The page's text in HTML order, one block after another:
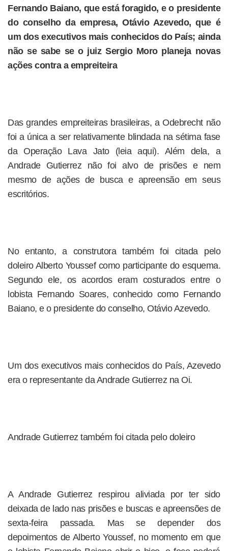
Fernando Baiano, que está foragido, e o presidente
do conselho da empresa, Otávio Azevedo, que é
um dos executivos mais conhecidos do País; ainda
não se sabe se o juiz Sergio Moro planeja novas
ações contra a empreiteira
Das grandes empreiteiras brasileiras, a Odebrecht não
foi a única a ser relativamente blindada na sétima fase
da Operação Lava Jato (leia aqui). Além dela, a
Andrade Gutierrez não foi alvo de prisões e nem
mesmo de ações de busca e apreensão em seus
escritórios.
No entanto, a construtora também foi citada pelo
doleiro Alberto Youssef como participante do esquema.
Segundo ele, os acordos eram costurados entre o
lobista Fernando Soares, conhecido como Fernando
Baiano, e o presidente do conselho, Otávio Azevedo.
Um dos executivos mais conhecidos do País, Azevedo
era o representante da Andrade Gutierrez na Oi.
Andrade Gutierrez também foi citada pelo doleiro
A Andrade Gutierrez respirou aliviada por ter sido
deixada de lado nas prisões e buscas e apreensões de
sexta-feira passada. Mas se depender dos
depoimentos de Alberto Youssef, no momento em que